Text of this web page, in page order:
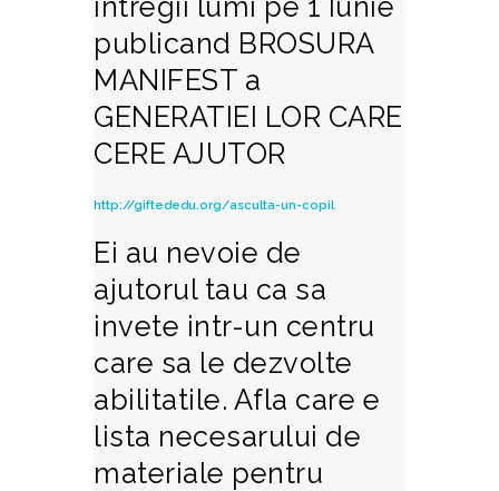
publicand BROSURA
MANIFEST a
GENERATIEI LOR CARE
CERE AJUTOR
http://giftededu.org/asculta-un-copil
Ei au nevoie de
ajutorul tau ca sa
invete intr-un centru
care sa le dezvolte
abilitatile. Afla care e
lista necesarului de
materiale pentru